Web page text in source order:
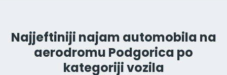
Najjeftiniji najam automobila na
aerodromu Podgorica po
kategoriji vozila